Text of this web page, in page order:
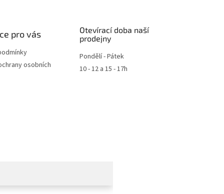
pro vás
osobních
Otevírací doba naší
prodejny
Pondělí - Pátek
10 - 12 a 15 - 17h